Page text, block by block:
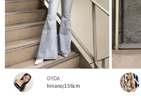
GYDA
hinano/156cm